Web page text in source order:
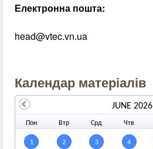
Електронна пошта:
head@vtec.vn.ua
Календар матеріалів
Пон Втр Срд Чтв
1 2 3 4
JUNE 2026